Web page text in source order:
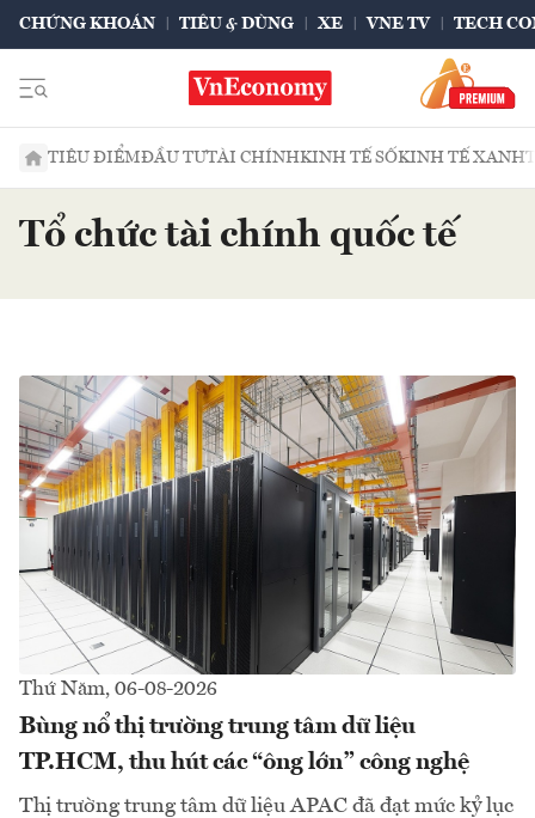
CHỨNG KHOÁN TIÊU & DÙNG XE VNE TV TECH
TIÊU ĐIỂMĐẦU TƯTÀI CHÍNHKINH TẾ SỐKINH TẾ XANH
Tổ chức tài chính quốc tế
Thứ Năm, 06-08-2026
Bùng nổ thị trường trung tâm dữ liệu
TP.HCM, thu hút các “ông lớn” công nghệ
Thị trường trung tâm dữ liệu APAC đã đạt mức kỷ lục